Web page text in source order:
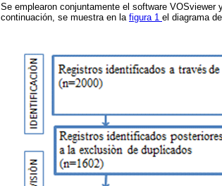
Se emplearon conjuntamente el software
continuación, se muestra en la figura 1 el diagrama